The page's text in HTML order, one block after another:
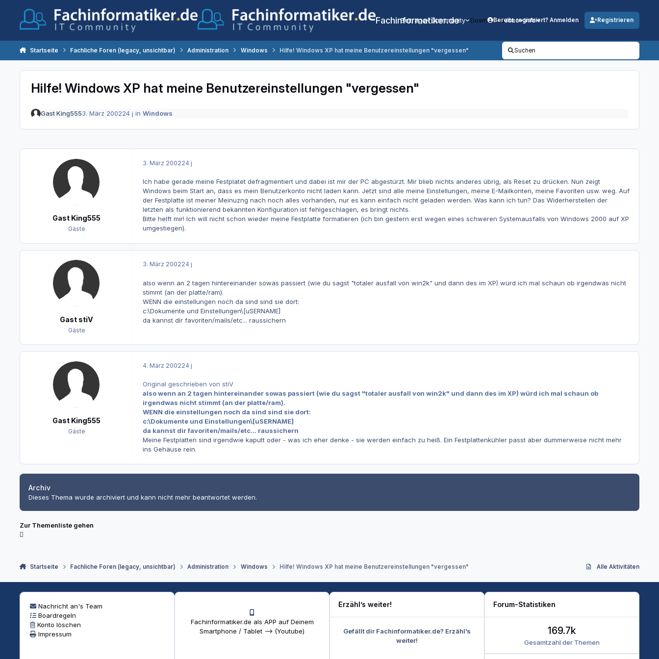
Fachinformatiker.de
Beiträge Community DownloadsJobs Info
Bereits registriert? Anmelden Registrieren
Startseite Fachliche Foren (legacy, unsichtbar) Administration Windows Hilfe! Windows XP hat meine Benutzereinstellungen "vergessen" Suchen
Hilfe! Windows XP hat meine Benutzereinstellungen "vergessen"
Gast King5553. März 200224 j in Windows
Gast King555
Gäste
3. März 200224 j
Ich habe gerade meine Festplatet defragmentiert und dabei ist mir der PC abgestürzt. Mir blieb nichts anderes übrig, als Reset zu drücken. Nun zeigt
Windows beim Start an, dass es mein Benutzerkonto nicht laden kann. Jetzt sind alle meine Einstellungen, meine E-Mailkonten, meine Favoriten usw. weg. Auf
der Festplatte ist meiner Meinuzng nach noch alles vorhanden, nur es kann einfach nicht geladen werden. Was kann ich tun? Das Widerherstellen der
letzten als funktionierend bekannten Konfiguration ist fehlgeschlagen, es bringt nichts.
Bitte helft mir! Ich will nicht schon wieder meine Festplatte formatieren (ich bin gestern erst wegen eines schweren Systemausfalls von Windows 2000 auf XP
umgestiegen).
Gast stiV
Gäste
3. März 200224 j
also wenn an 2 tagen hintereinander sowas passiert (wie du sagst "totaler ausfall von win2k" und dann des im XP) würd ich mal schaun ob irgendwas nicht
stimmt (an der platte/ram).
WENN die einstellungen noch da sind sind sie dort:
c:\Dokumente und Einstellungen\[uSERNAME]
da kannst dir favoriten/mails/etc... raussichern
Gast King555
Gäste
4. März 200224 j
Original geschrieben von stiV
also wenn an 2 tagen hintereinander sowas passiert (wie du sagst "totaler ausfall von win2k" und dann des im XP) würd ich mal schaun ob
irgendwas nicht stimmt (an der platte/ram).
WENN die einstellungen noch da sind sind sie dort:
c:\Dokumente und Einstellungen\[uSERNAME]
da kannst dir favoriten/mails/etc... raussichern
Meine Festplatten sind irgendwie kaputt oder - was ich eher denke - sie werden einfach zu heiß. Ein Festplattenkühler passt aber dummerweise nicht mehr
ins Gehäuse rein.
Archiv
Dieses Thema wurde archiviert und kann nicht mehr beantwortet werden.
Zur Themenliste gehen
Startseite Fachliche Foren (legacy, unsichtbar) Administration Windows Hilfe! Windows XP hat meine Benutzereinstellungen "vergessen" Alle Aktivitäten
Nachricht an's Team
Boardregeln
Konto löschen
Impressum
Fachinformatiker.de als APP auf Deinem
Smartphone / Tablet --> (Youtube)
Erzähl’s weiter!
Gefällt dir Fachinformatiker.de? Erzähl’s
weiter!
Forum-Statistiken
Gesamtzahl der Themen
169.7k